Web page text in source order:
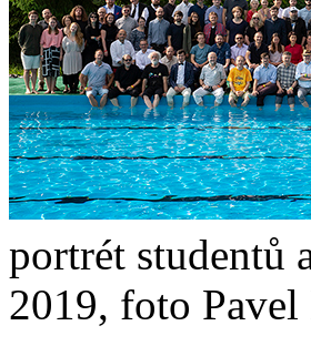
portrét studentů
2019, foto Pavel